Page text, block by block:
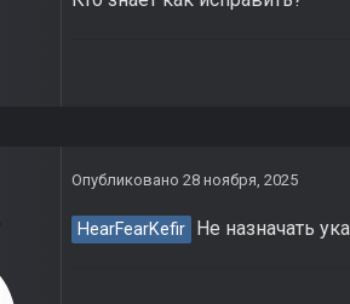
Опубликовано 28 ноября, 2025
HearFearKefir Не назначать